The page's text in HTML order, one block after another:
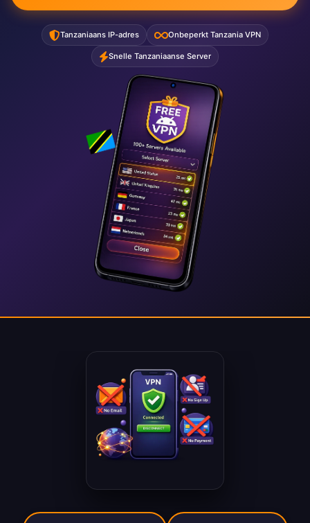
Tanzaniaans IP-adres Onbeperkt Tanzania VPN
Snelle Tanzaniaanse Server